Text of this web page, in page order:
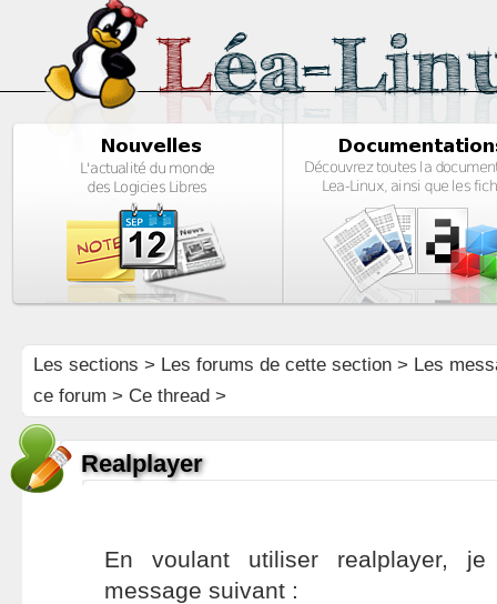
Les sections > Les forums de cette section> Les
ce forum > Ce thread >
Realplayer
En voulant utiliser realplayer,
message suivant :